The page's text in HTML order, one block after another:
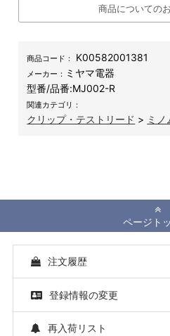
商品についての
商品コード： K00582001381
メーカー： ミヤマ電器
型番/品番:MJ002-R
関連カテゴリ：
クリップ・テストリード > ミ
ページト
注文履歴
登録情報の変更
再入荷リスト